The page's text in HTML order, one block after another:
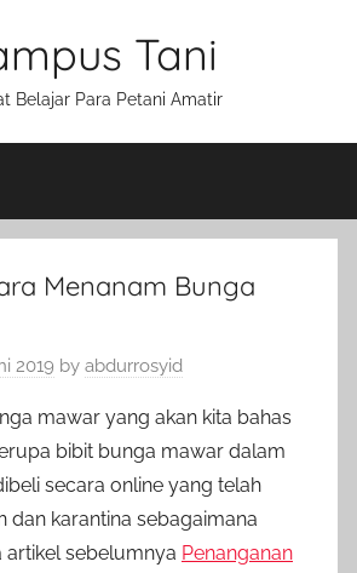
Tani
Belajar Para Petani Amatir
Menanam Bunga
2019 by abdurrosyid
mawar yang akan kita bahas
bibit bunga mawar dalam
secara online yang telah
dan karantina sebagaimana
artikel sebelumnya Penanganan